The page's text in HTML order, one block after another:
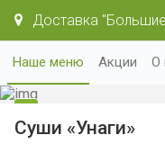
Доставка "Большие
Наше меню Акции О
Суши «Унаги»